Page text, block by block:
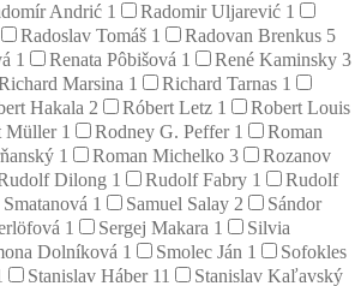
Andrić 1 Radomir Uljarević 1
Radoslav Tomáš 1 Radovan Brenkus 5
1 Renata Pôbišová 1 René Kaminsky 3
Marsina 1 Richard Tarnas 1
Hakala 2 Róbert Letz 1
Robert Louis
Müller 1 Rodney G. Peffer 1
Roman
1 Roman Michelko 3
Rozanov
Dilong 1 Rudolf Fabry 1
Rudolf
1 Samuel Salay 2
Sándor
1 Sergej Makara 1
Silvia
Dolníková 1 Smolec Ján 1
Sofokles
Stanislav Háber 11
Stanislav Kaľavský